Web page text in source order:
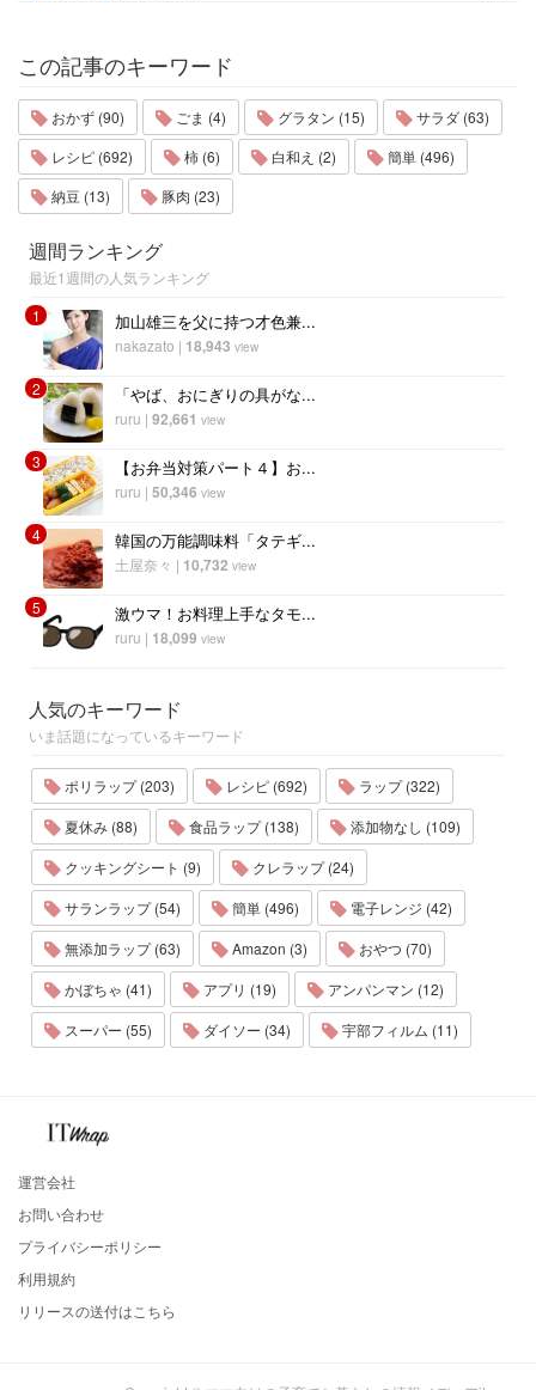
この記事のキーワード
おかず (90) ごま (4) グラタン (15)
サラダ (63)
レシピ (692)
柿 (6) 白和え (2)
簡単 (496)
納豆 (13)
豚肉 (23)
週間ランキング
最近1週間の人気ランキング
1
加山雄三を父に持つ才色兼...
nakazato | 18,943 view
2 「やば、おにぎりの具がな...
ruru | 92,661 view
3 【お弁当対策パート４】お...
ruru | 50,346 view
4 韓国の万能調味料「タテギ...
土屋奈々 | 10,732 view
5 激ウマ！お料理上手なタモ...
ruru | 18,099 view
人気のキーワード
いま話題になっているキーワード
ポリラップ (203) レシピ (692)
ラップ (322)
夏休み (88)
食品ラップ (138)
添加物なし (109)
クッキングシート (9)
クレラップ (24)
サランラップ (54)
簡単 (496)
電子レンジ (42)
無添加ラップ (63)
Amazon (3)
おやつ (70)
かぼちゃ (41)
アプリ (19)
アンパンマン (12)
スーパー (55)
ダイソー (34) 宇部フィルム (11)
運営会社
お問い合わせ
プライバシーポリシー
利用規約
リリースの送付はこちら